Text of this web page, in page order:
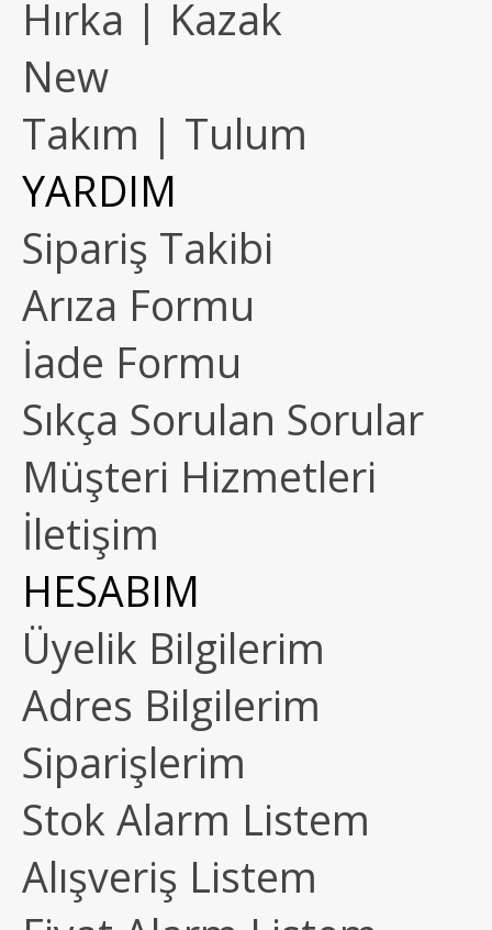
Hırka | Kazak
New
Takım | Tulum
YARDIM
Sipariş Takibi
Arıza Formu
İade Formu
Sıkça Sorulan Sorular
Müşteri Hizmetleri
İletişim
HESABIM
Üyelik Bilgilerim
Adres Bilgilerim
Siparişlerim
Stok Alarm Listem
Alışveriş Listem